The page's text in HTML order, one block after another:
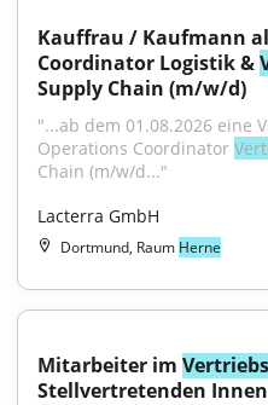
Kauffrau / Kaufmann
Coordinator Logistik &
Supply Chain (m/w/d)
"...ab dem 01.08.2026 eine
Operations Coordinator
Chain (m/w/d..."
Lacterra GmbH
Dortmund, Raum Herne
Mitarbeiter im
Stellvertretenden